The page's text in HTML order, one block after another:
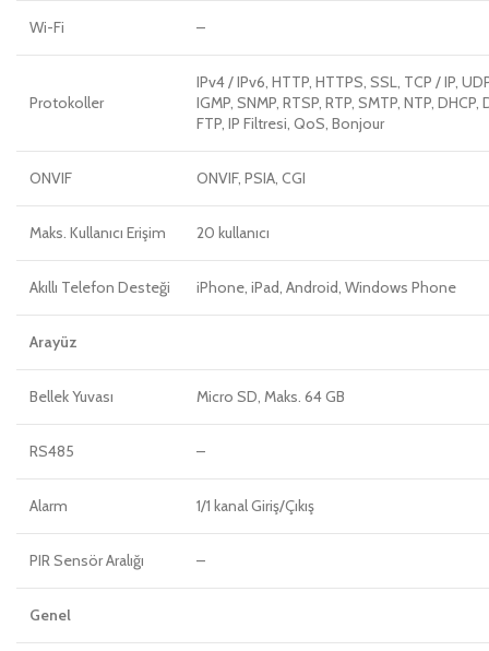
Wi-Fi –
Protokoller
IPv4 / IPv6, HTTP, HTTPS, SSL, TCP / IP,
IGMP, SNMP, RTSP, RTP, SMTP, NTP,
FTP, IP Filtresi, QoS, Bonjour
ONVIF ONVIF, PSIA, CGI
Maks. Kullanıcı Erişim 20 kullanıcı
Akıllı Telefon Desteği iPhone, iPad, Android, Windows Phone
Arayüz
Bellek Yuvası Micro SD, Maks. 64 GB
RS485 –
Alarm 1/1 kanal Giriş/Çıkış
PIR Sensör Aralığı –
Genel